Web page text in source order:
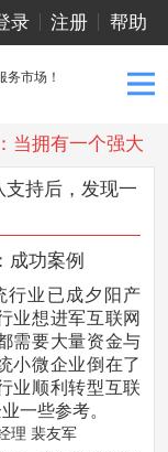
录 注册 帮助
务市场！
当拥有一个强大
单了！
持后，发现一
成功案例
行业已成夕阳产
业想进军互联网
需要大量资金与
小微企业倒在了
业顺利转型互联
一些参考。
理 裴友军